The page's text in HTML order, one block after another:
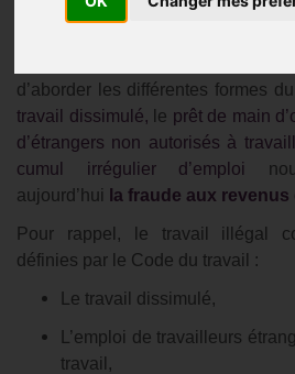
30/08/2024
d’aborder les différentes formes
travail dissimulé, le prêt de main
d’étrangers non autorisés à
cumul irrégulier d’emploi
aujourd’hui
la fraude aux
Pour rappel, le travail illégal
définies par le Code du travail :
Le travail dissimulé,
L’emploi de travailleurs
travail,